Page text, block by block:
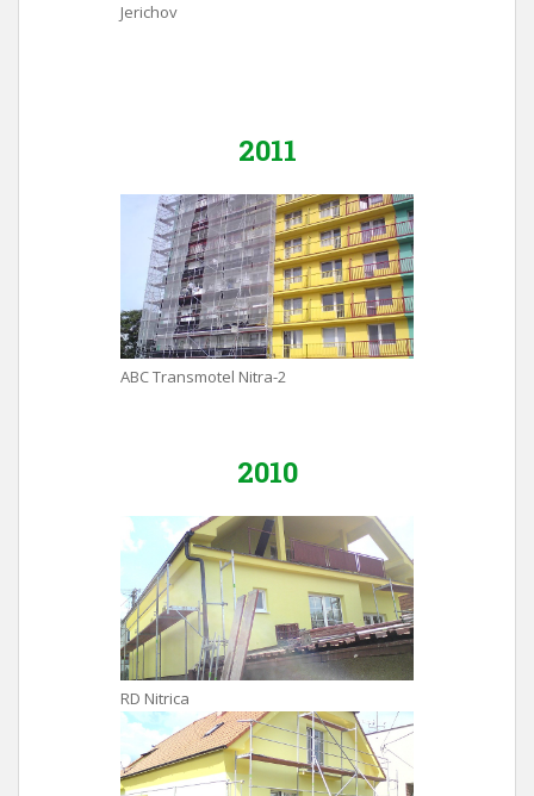
Jerichov
2011
ABC Transmotel Nitra-2
2010
RD Nitrica